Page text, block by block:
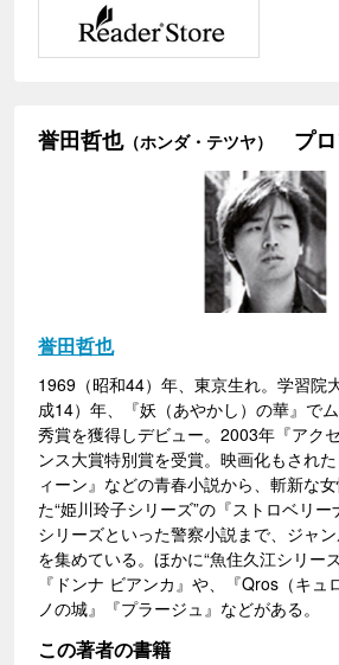
誉田哲也（ホンダ・テツヤ） プロ
誉田哲也
1969（昭和44）年、東京生れ。学習院
成14）年、『妖（あやかし）の華』で
秀賞を獲得しデビュー。2003年『アク
ンス大賞特別賞を受賞。映画化もされ
ィーン』などの青春小説から、斬新な
た“姫川玲子シリーズ”の『ストロベリー
シリーズといった警察小説まで、ジャ
を集めている。ほかに“魚住久江シリー
『ドンナ ビアンカ』や、『Qros（キュ
ノの城』『プラージュ』などがある。
この著者の書籍